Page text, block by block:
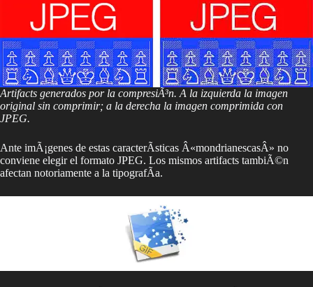
Artifacts generados por la compresiÃ³n. A la izquierda la imagen
original sin comprimir; a la derecha la imagen comprimida con
JPEG.
Ante imÃ¡genes de estas caracterÃ­sticas Â«mondrianescasÂ» no
conviene elegir el formato JPEG. Los mismos artifacts tambiÃ©n
afectan notoriamente a la tipografÃ­a.